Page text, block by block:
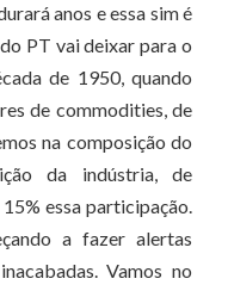
anos e essa sim é
PT vai deixar para o
de 1950, quando
de commodities, de
na composição do
da indústria, de
essa participação.
a fazer alertas
Vamos no